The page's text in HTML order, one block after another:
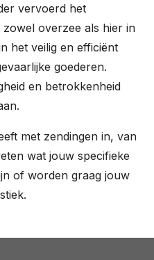
vervoerd het
overzee als hier in
het veilig en efficiënt
goederen.
en betrokkenheid
met zendingen in, van
wat jouw specifieke
of worden graag jouw